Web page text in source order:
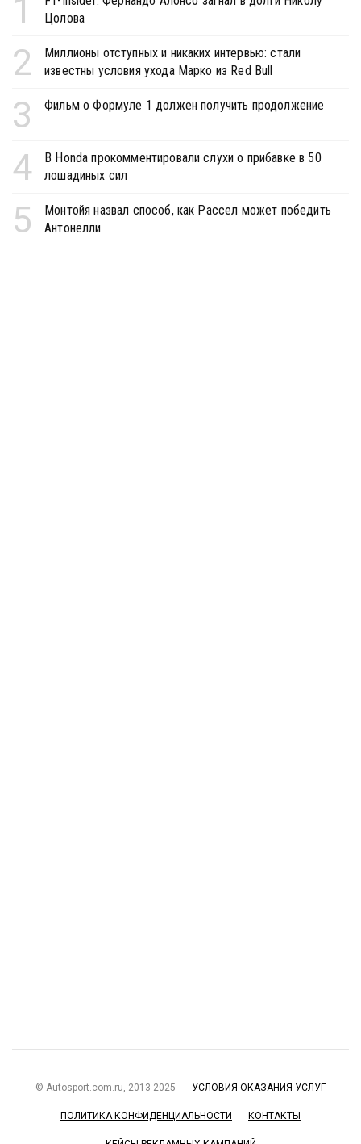
1
Цолова
2
Миллионы отступных и никаких интервью: стали
известны условия ухода Марко из Red Bull
3 Фильм о Формуле 1 должен получить продолжение
4
В Honda прокомментировали слухи о прибавке в 50
лошадиных сил
5
Монтойя назвал способ, как Рассел может победить
Антонелли
© Autosport.com.ru, 2013-2025 УСЛОВИЯ ОКАЗАНИЯ УСЛУГ
ПОЛИТИКА КОНФИДЕНЦИАЛЬНОСТИ КОНТАКТЫ